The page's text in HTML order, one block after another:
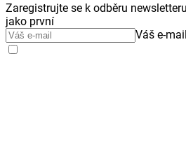
Zaregistrujte se k odběru
jako první
Váš e-mail